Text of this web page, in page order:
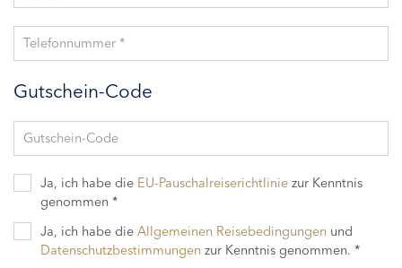
Telefonnummer *
Gutschein-Code
Gutschein-Code
Ja, ich habe die EU-Pauschalreiserichtlinie zur Kenntnis
genommen *
Ja, ich habe die Allgemeinen Reisebedingungen und
Datenschutzbestimmungen zur Kenntnis genommen. *